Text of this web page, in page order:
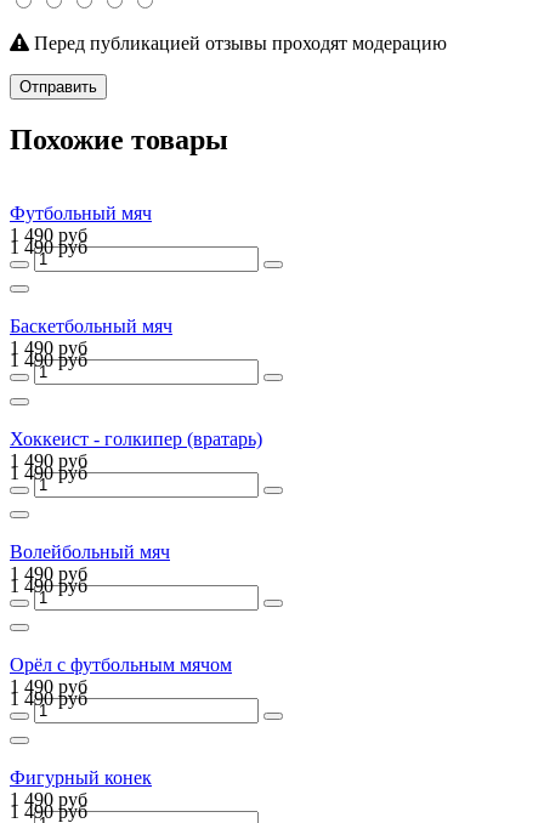
Перед публикацией отзывы проходят модерацию
Отправить
Похожие товары
Футбольный мяч
1 490 руб
1 490 руб
Баскетбольный мяч
1 490 руб
1 490 руб
Хоккеист - голкипер (вратарь)
1 490 руб
1 490 руб
Волейбольный мяч
1 490 руб
1 490 руб
Орёл с футбольным мячом
1 490 руб
1 490 руб
Фигурный конек
1 490 руб
1 490 руб